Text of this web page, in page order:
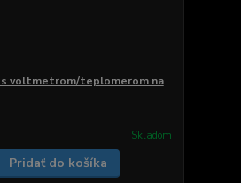
s voltmetrom/teplomerom na
Skladom
Pridať do košíka